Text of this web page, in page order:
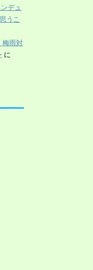
デュ
うこ
雨対
に